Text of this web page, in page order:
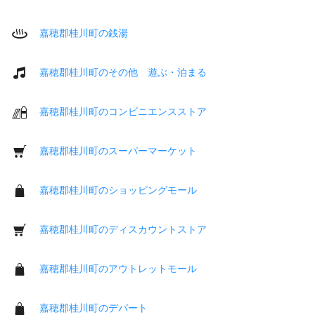
嘉穂郡桂川町の銭湯
嘉穂郡桂川町のその他 遊ぶ・泊まる
嘉穂郡桂川町のコンビニエンスストア
嘉穂郡桂川町のスーパーマーケット
嘉穂郡桂川町のショッピングモール
嘉穂郡桂川町のディスカウントストア
嘉穂郡桂川町のアウトレットモール
嘉穂郡桂川町のデパート